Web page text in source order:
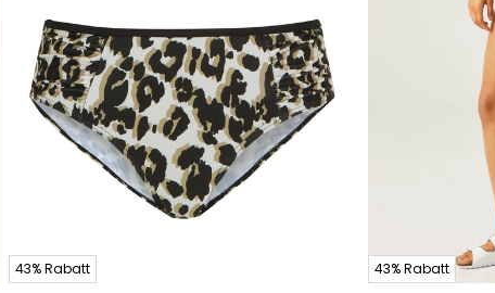
43% Rabatt 43% Rabatt